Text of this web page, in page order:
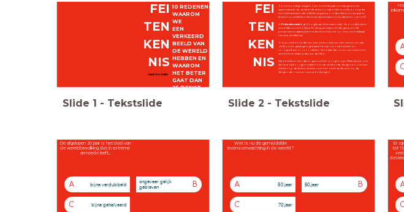
FEI
TEN
KEN
NIS
10 REDENEN
WAAROM
WE
EEN
VERKEERD
BEELD VAN
DE WERELD
HEBBEN EN
WAAROM
HET BETER
GAAT DAN
JE DENKT
HANS ROSLING
Slide 1 - Tekstslide
Op eenvoudige vragen over wereldwijde trends geven we
systematisch de verkeerde antwoorden. Het is zelfs zo erg dat
een chimpansee die willekeurig antwoorden kiest consequent
leraren, journalisten, Nobelprijswinnaars en studenten overtreft.
InFeitenkennis legt hoogleraar Internationale Gezondheid en
wereldfenomeen Hans Rosling uit waarom dit gebeurt. Hij
presenteert daarbij tien redenen en komt zo met een radicaal
nieuwe verklaring.
Ons probleem is dat we niet weten wat we niet weten, en dat
zelfs onze gissingen gebaseerd zijn op onbewuste en
voorspelbare vooroordelen. Het blijkt dat onze wereld in een
veel betere staat is dan we denken.
Dat betekent niet dat er geen echte zorgen zijn. Maar als we ons
de hele tijd zorgen maken om de verkeerde dingen en ons niet
richten op de feiten, kunnen we het zicht verliezen op de
dingen die ons het meest bedreigen.
FEI
TEN
KEN
NIS
Slide 2 - Tekstslide
C
De afgelopen 20 jaar is het deel van
de wereldbevolking dat in extreme
armoede leeft...
A bijna verdubbeld B
ongeveer gelijk
gebleven
C bijna gehalveerd
Wat is nu de gemiddelde
levensverwachting in de wereld?
A 50 jaar B
60 jaar
C 70 jaar
Er
tot